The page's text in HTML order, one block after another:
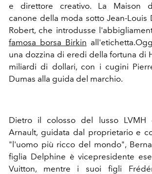
e direttore creativo. La Maison
canone della moda sotto Jean-Louis
Robert, che introdusse
famosa borsa Birkin
una dozzina di eredi della fortuna di
miliardi di dollari, con i cugini
Dumas alla guida del marchio.
Dietro il colosso del lusso LVMH
Arnault, guidata dal proprietario e
"l'uomo più ricco del mondo",
figlia Delphine è vicepresidente
Vuitton, mentre i suoi figli